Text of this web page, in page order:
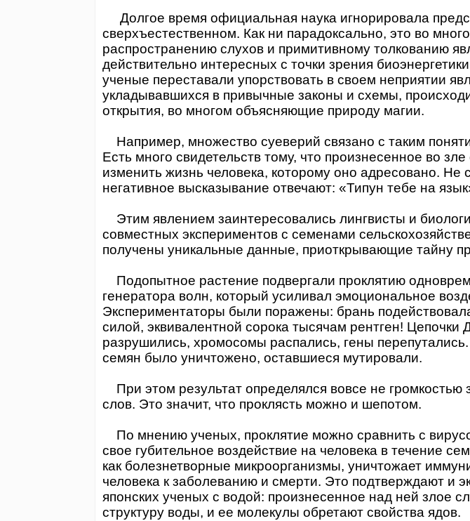
Долгое время официальная наука игнорировала
сверхъестественном. Как ни парадоксально, это во
распространению слухов и примитивному толкованию
действительно интересных с точки зрения
ученые переставали упорствовать в своем неприятии
укладывавшихся в привычные законы и схемы,
открытия, во многом объясняющие природу магии.
Например, множество суеверий связано с таким
Есть много свидетельств тому, что произнесенное во
изменить жизнь человека, которому оно адресовано. Не
негативное высказывание отвечают: «Типун тебе на
Этим явлением заинтересовались лингвисты и
совместных экспериментов с семенами
получены уникальные данные, приоткрывающие тайну
Подопытное растение подвергали проклятию
генератора волн, который усиливал эмоциональное
Экспериментаторы были поражены: брань
силой, эквивалентной сорока тысячам рентген! Цепочки
разрушились, хромосомы распались, гены
семян было уничтожено, оставшиеся мутировали.
При этом результат определялся вовсе не громкостью
слов. Это значит, что проклясть можно и шепотом.
По мнению ученых, проклятие можно сравнить с
свое губительное воздействие на человека в течение
как болезнетворные микроорганизмы, уничтожает
человека к заболеванию и смерти. Это подтверждают и
японских ученых с водой: произнесенное над ней злое
структуру воды, и ее молекулы обретают свойства ядов.